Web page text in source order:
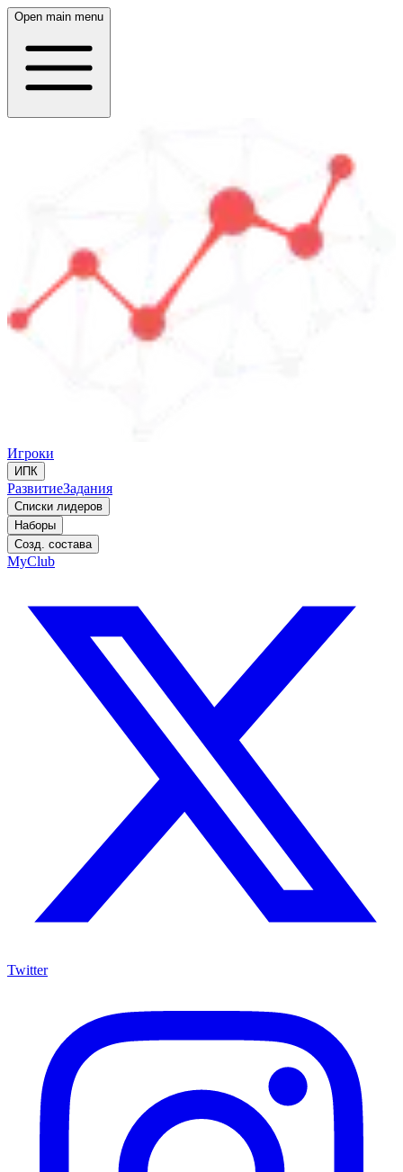
Open main menu
Игроки
ИПК
РазвитиеЗадания
Списки лидеров
Наборы
Созд. состава
MyClub
Twitter